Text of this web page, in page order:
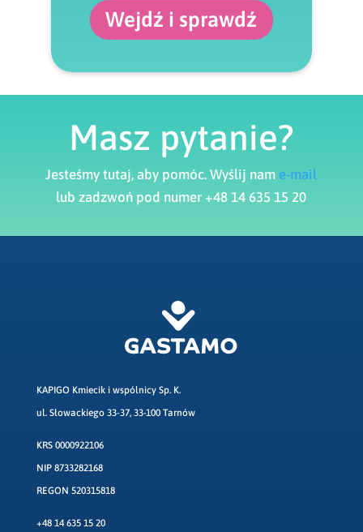
Wejdź i sprawdź
Masz pytanie?
Jesteśmy tutaj, aby pomóc. Wyślij nam e-mail
lub zadzwoń pod numer +48 14 635 15 20
KAPIGO Kmiecik i wspólnicy Sp. K.
ul. Słowackiego 33-37, 33-100 Tarnów
KRS 0000922106
NIP 8733282168
REGON 520315818
+48 14 635 15 20